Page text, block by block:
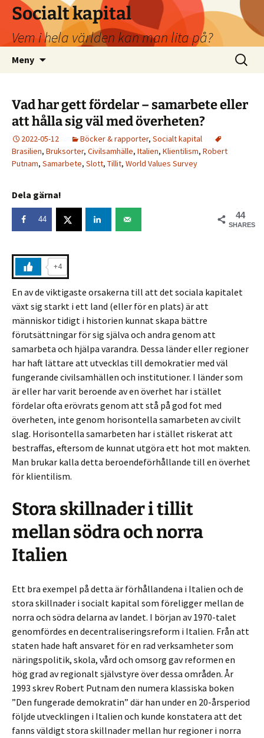
Socialt kapital
Vem i hela världen kan man lita på?
Meny
Sök
efter:
Vad har gett fördelar – samarbete eller
att hålla sig väl med överheten?
2022-05-12 Böcker & rapporter, Socialt kapital
Brasilien, Bruksorter, Civilsamhälle, Italien, Klientilism, Robert
Putnam, Samarbete, Slott, Tillit, World Values Survey
Dela gärna!
44
SHARES
44
+4
En av de viktigaste orsakerna till att det sociala kapitalet
växt sig starkt i ett land (eller för en plats) är att
människor tidigt i historien kunnat skapa bättre
förutsättningar för sig själva och andra genom att
samarbeta och hjälpa varandra. Dessa länder eller regioner
har haft lättare att utvecklas till demokratier med väl
fungerande civilsamhällen och institutioner. I länder som
är eller har varit beroende av en överhet har i stället
fördelar ofta erövrats genom att stå på god fot med
överheten, inte genom horisontella samarbeten av civilt
slag. Horisontella samarbeten har i stället riskerat att
bestraffas, eftersom de kunnat utgöra ett hot mot makten.
Man brukar kalla detta beroendeförhållande till en överhet
för klientilism.
Stora skillnader i tillit
mellan södra och norra
Italien
Ett bra exempel på detta är förhållandena i Italien och de
stora skillnader i socialt kapital som föreligger mellan de
norra och södra delarna av landet. I början av 1970-talet
genomfördes en decentraliseringsreform i Italien. Från att
staten hade haft ansvaret för en rad verksamheter som
näringspolitik, skola, vård och omsorg gav reformen en
hög grad av regionalt självstyre över dessa områden. År
1993 skrev Robert Putnam den numera klassiska boken
”Den fungerade demokratin” där han under en 20-årsperiod
följde utvecklingen i Italien och kunde konstatera att det
fanns väldigt stora skillnader mellan hur regioner i norra